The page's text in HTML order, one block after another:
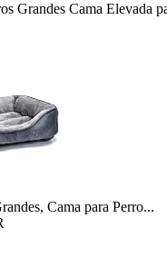
Grandes Cama Elevada
Cama para Perro...